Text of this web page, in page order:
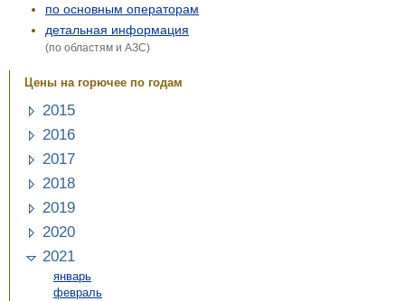
по основным операторам
детальная информация
(по областям и АЗС)
Цены на горючее по годам
2015
2016
2017
2018
2019
2020
2021
январь
февраль